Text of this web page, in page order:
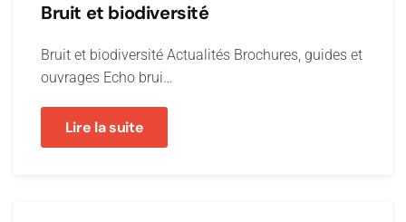
Bruit et biodiversité
Bruit et biodiversité Actualités Brochures, guides et
ouvrages Echo brui…
Lire la suite